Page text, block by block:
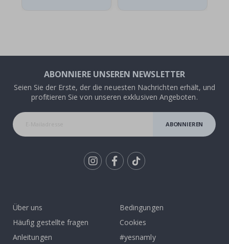
ABONNIERE UNSEREN NEWSLETTER
Seien Sie der Erste, der die neuesten Nachrichten erhält, und
profitieren Sie von unseren exklusiven Angeboten.
ABONNIEREN
Über uns
Häufig gestellte fragen
Anleitungen
Bedingungen
Cookies
#yesnamly